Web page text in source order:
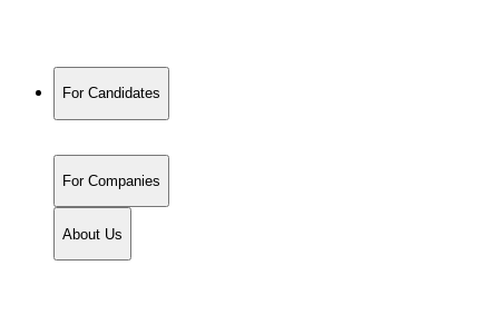
For Candidates
For Companies
About Us